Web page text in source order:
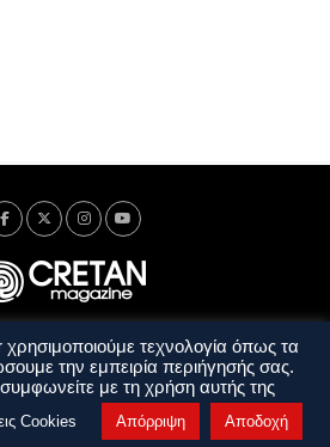
Απορρήτου
Όροι Χρήσης
και Προϋποθέσεις
τεχνολογία όπως τα
την εμπειρία περιήγησής σας.
με τη χρήση αυτής της
Cookies Απόρριψη Αποδοχή